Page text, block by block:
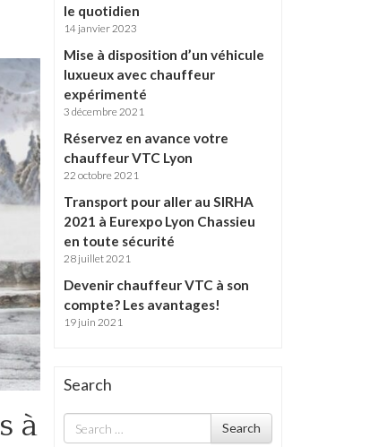
à
le quotidien
14 janvier 2023
Mise à disposition d’un véhicule
luxueux avec chauffeur
expérimenté
3 décembre 2021
Réservez en avance votre
chauffeur VTC Lyon
22 octobre 2021
Transport pour aller au SIRHA
2021 à Eurexpo Lyon Chassieu
en toute sécurité
28 juillet 2021
Devenir chauffeur VTC à son
compte? Les avantages!
19 juin 2021
Search
Search
for
Search